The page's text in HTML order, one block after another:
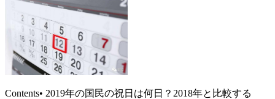
Contents• 2019年の国民の祝日は何日？2018年と比較する